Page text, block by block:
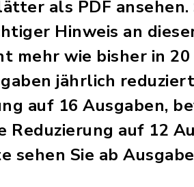
als PDF
Hinweis an
wie bisher in 20
jährlich
auf 16 Ausgaben,
auf 12
sehen Sie ab